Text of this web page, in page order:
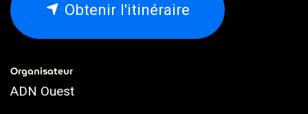
Obtenir l'itinéraire
Organisateur
ADN Ouest